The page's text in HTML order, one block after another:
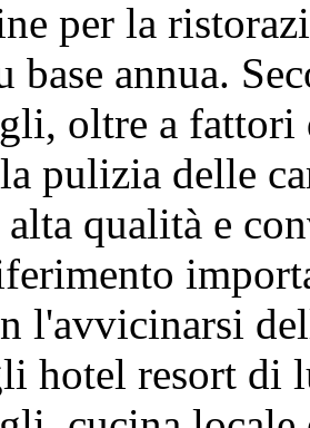
per la
base annua.
oltre a fattori
pulizia delle
qualità e
l'avvicinarsi
hotel resort di